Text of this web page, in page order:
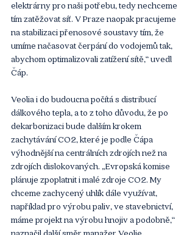
elektrárny pro naši potřebu, tedy nechceme
tím zatěžovat síť. V Praze naopak pracujeme
na stabilizaci přenosové soustavy tím, že
umíme načasovat čerpání do vodojemů tak,
abychom optimalizovali zatížení sítě,“ uvedl
Čáp.
Veolia i do budoucna počítá s distribucí
dálkového tepla, a to z toho důvodu, že po
dekarbonizaci bude dalším krokem
zachytávání CO2, které je podle Čápa
výhodnější na centrálních zdrojích než na
zdrojích dislokovaných. „Evropská komise
plánuje zpoplatnit i malé zdroje CO2. My
chceme zachycený uhlík dále využívat,
například pro výrobu paliv, ve stavebnictví,
máme projekt na výrobu hnojiv a podobně,“
naznačil další směr manažer Veolie.